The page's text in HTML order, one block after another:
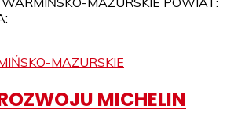
MAZURSKIE
MICHELIN